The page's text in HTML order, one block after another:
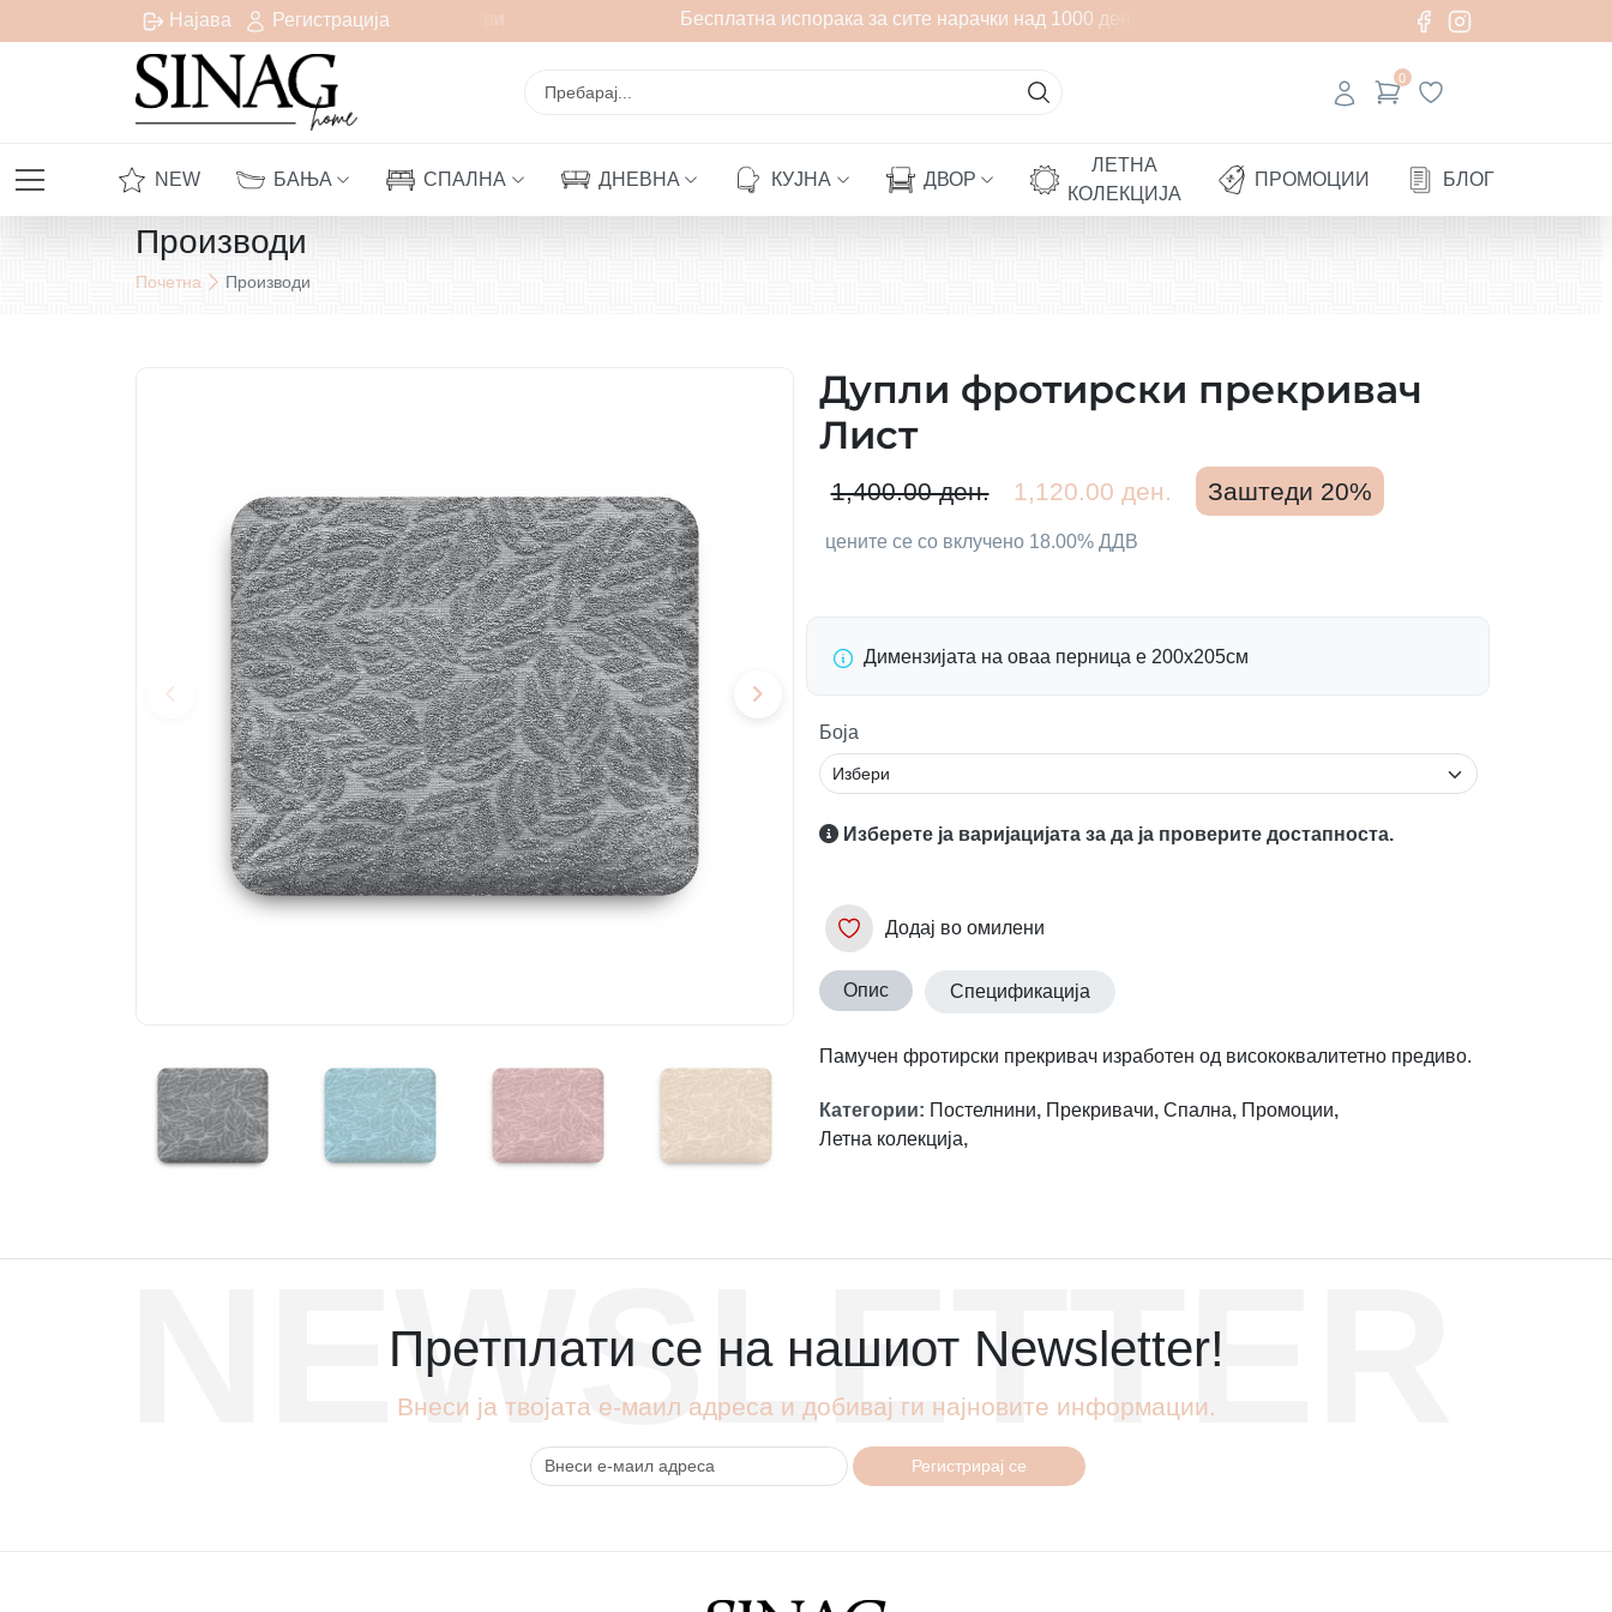
Најава Регистрација
Бесплатна испорака за сите нарачки над 1000 денари Бесплатна испорака за сите нарачки над 1000 денари
0
NEW БАЊА СПАЛНА ДНЕВНА КУЈНА ДВОР
ЛЕТНА
КОЛЕКЦИЈА
ПРОМОЦИИ БЛОГ
Производи
Почетна Производи
Дупли фротирски прекривач
Лист
1,400.00 ден. 1,120.00 ден. Заштеди 20%
цените се со вклучено 18.00% ДДВ
Димензијата на оваа перница е 200х205см
Боја
Изберете ја варијацијата за да ја проверите достапноста.
Додај во омилени
Опис Спецификација
Памучен фротирски прекривач изработен од висококвалитетно предиво.
Категории: Постелнини, Прекривачи, Спална, Промоции,
Летна колекција,
NEWSLETTER
Претплати се на нашиот Newsletter!
Внеси ја твојата е-маил адреса и добивај ги најновите информации.
Регистрирај се